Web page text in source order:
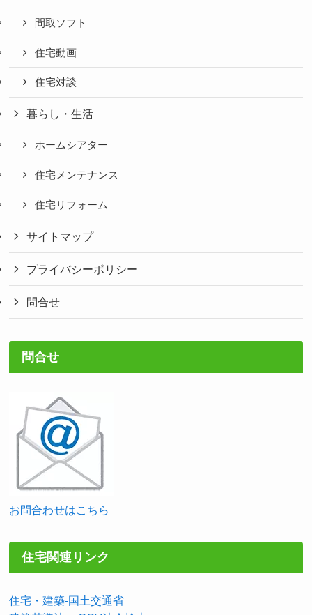
間取ソフト
住宅動画
住宅対談
暮らし・生活
ホームシアター
住宅メンテナンス
住宅リフォーム
サイトマップ
プライバシーポリシー
問合せ
問合せ
お問合わせはこちら
住宅関連リンク
住宅・建築-国土交通省